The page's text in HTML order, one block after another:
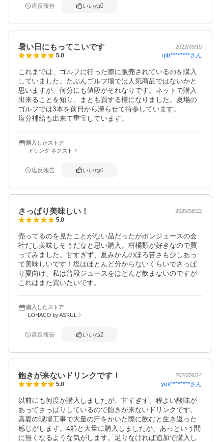
違反報告 いいね0
暑い日にもってこいです 2022/09/19
5.0 ipb********さん
これまでは、ゴルフに行った際に販売されているのを購入
していました。たぶんゴルフ場では人気商品ではないかと
思いますが、何分にも値段がそれなりです。ネットで購入
出来ることを知り、まとも買する様になりました。夏場の
ゴルフでは3本を前日から凍らせて持参しています。
購入したストア
ドリンク ネクスト
違反報告 いいね0
さっぱり美味しい！ 2025/08/22
5.0
売ってるのを見たことがない品だったがポンジュースの会
社だし美味しそうだなと思い購入。柑橘類が好きなので買
ってみました。甘すぎず、夏みかんのほろ苦さも少しあっ
て美味しいです！塩はほとんど分からないくらいでさっぱ
り夏向け、私は普段ジュースをほとんど飲まないのですが
これはまた買いたいです。
購入したストア
LOHACO by ASKUL
違反報告 いいね2
飽きが来ないドリンクです！ 2026/06/24
5.0 yuk********さん
以前にも何度か購入しましたが、甘すぎず、程よい酸味が
あってさっぱりしているので飽きが来ないドリンクです。
真夏の現場工事で大量の汗をかいた際に飲むと生き返った
感じがします。4箱と大量に購入しましたが、あっという間
に無くなるような気がします。足りなければ追加で購入し